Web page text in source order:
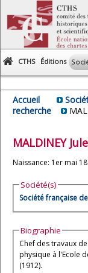
CTHS Éditions
Accueil
recherche
MALDINEY
Naissance: 1er mai
Société(s)
Société française
Biographie
Chef des travaux
physique à l'Ecole
(1912).